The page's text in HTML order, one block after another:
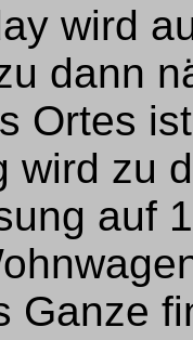
wird
dann
Ortes
wird zu
auf
Ganze